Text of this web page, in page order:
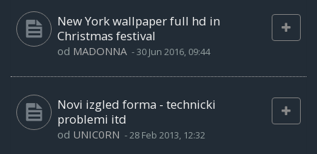
New York wallpaper full hd in
Christmas festival
od MADONNA -30 Jun 2016, 09:44
Novi izgled forma - technicki
problemi itd
od UNIC0RN -28 Feb 2013, 12:32